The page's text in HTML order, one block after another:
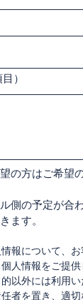
）
の方はご希望
側の予定が合
ます。
報について、
人情報をご提
以外には利用
者を置き、適切